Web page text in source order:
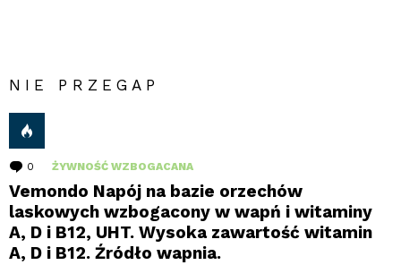
NIE PRZEGAP
0 komentarzy
ŻYWNOŚĆ WZBOGACANA
Vemondo Napój na bazie orzechów
laskowych wzbogacony w wapń i witaminy
A, D i B12, UHT. Wysoka zawartość witamin
A, D i B12. Źródło wapnia.